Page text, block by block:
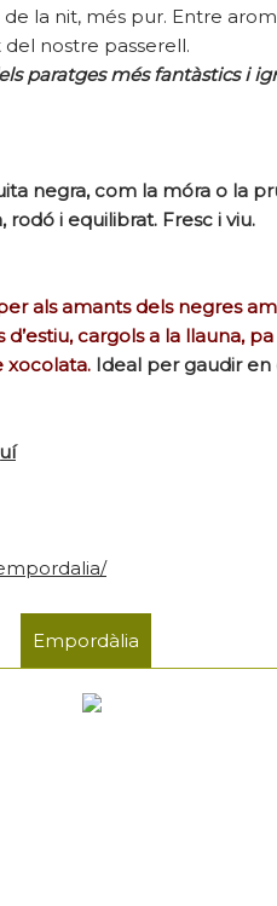
la nit, més pur. Entre
nostre passerell.
paratges més fantàstics i
negra, com la móra o la
i equilibrat. Fresc i viu.
als amants dels negres
cargols a la llauna,
xocolata. Ideal per gaudir
Empordàlia